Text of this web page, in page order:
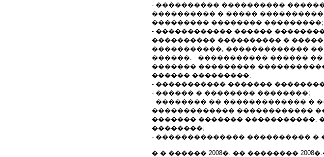
- ���������� ����������
���������� � �����
��������� �������� ���������;
- ������������ ������
���������� ���������� �
�����������, �������������
������. - ����������� ������
������� ���������
������ ���������;
- ����������� �������
- ������ � �������� ��������;
- �������� �� ������������� �
������������� ������������
������� ������� �����������,
��������;
- �������������� ���������� �
� � ������ 2008�. �� ��������